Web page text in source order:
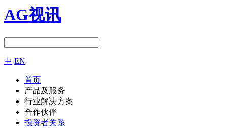
AG视讯
中 EN
首页
产品及服务
行业解决方案
合作伙伴
投资者关系